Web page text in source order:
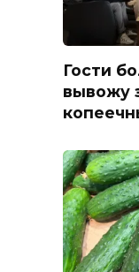
Гости
вывожу